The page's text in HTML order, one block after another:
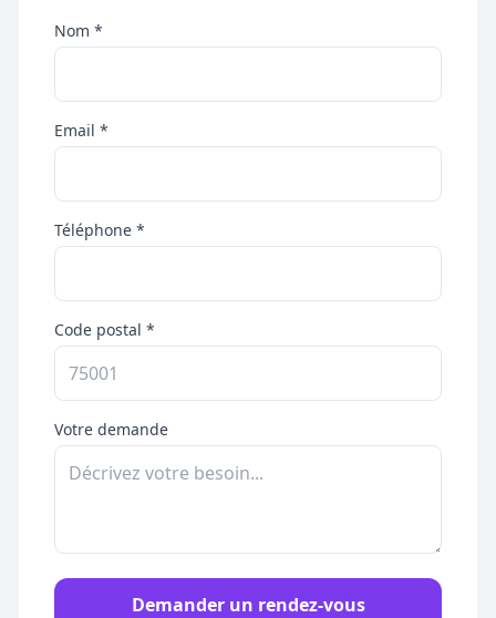
Nom *
Email *
Téléphone *
Code postal *
Votre demande
Demander un rendez-vous